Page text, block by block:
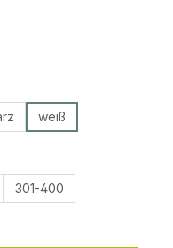
weiß
301-400